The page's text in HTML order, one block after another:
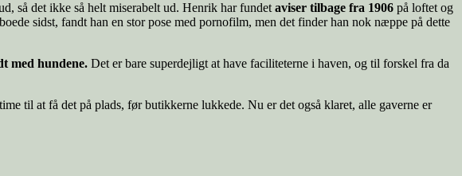
så det ikke så helt miserabelt ud. Henrik har fundet aviser tilbage fra 1906 på loftet og
sidst, fandt han en stor pose med pornofilm, men det finder han nok næppe på dette
med hundene. Det er bare superdejligt at have faciliteterne i haven, og til forskel fra da
til at få det på plads, før butikkerne lukkede. Nu er det også klaret, alle gaverne er